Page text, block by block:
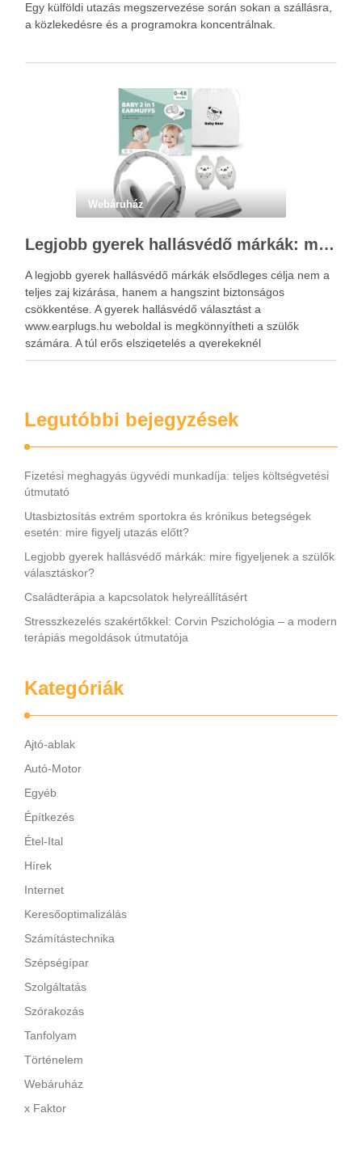
Egy külföldi utazás megszervezése során sokan a szállásra,
a közlekedésre és a programokra koncentrálnak.
Webáruház
Legjobb gyerek hallásvédő márkák: mire figyeljenek a szülők választáskor?
A legjobb gyerek hallásvédő márkák elsődleges célja nem a
teljes zaj kizárása, hanem a hangszint biztonságos
csökkentése. A gyerek hallásvédő választást a
www.earplugs.hu weboldal is megkönnyítheti a szülők
számára. A túl erős elszigetelés a gyerekeknél
kényelmetlenséget, félelmet vagy dezorientáltságot is
Legutóbbi bejegyzések
Fizetési meghagyás ügyvédi munkadíja: teljes költségvetési
útmutató
Utasbiztosítás extrém sportokra és krónikus betegségek
esetén: mire figyelj utazás előtt?
Legjobb gyerek hallásvédő márkák: mire figyeljenek a szülők
választáskor?
Családterápia a kapcsolatok helyreállításért
Stresszkezelés szakértőkkel: Corvin Pszichológia – a modern
terápiás megoldások útmutatója
Kategóriák
Ajtó-ablak
Autó-Motor
Egyéb
Építkezés
Étel-Ital
Hírek
Internet
Keresőoptimalizálás
Számítástechnika
Szépségípar
Szolgáltatás
Szórakozás
Tanfolyam
Történelem
Webáruház
x Faktor